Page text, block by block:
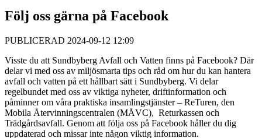
Följ oss gärna på Facebook
PUBLICERAD 2024-09-12 12:09
Visste du att Sundbyberg Avfall och Vatten finns på Facebook? Där
delar vi med oss av miljösmarta tips och råd om hur du kan hantera
avfall och vatten på ett hållbart sätt i Sundbyberg. Vi delar
regelbundet med oss av viktiga nyheter, driftinformation och
påminner om våra praktiska insamlingstjänster – ReTuren, den
Mobila Återvinningscentralen (MÅVC), Returkassen och
Trädgårdsavfall. Genom att följa oss på Facebook håller du dig
uppdaterad och missar inte någon viktig information.